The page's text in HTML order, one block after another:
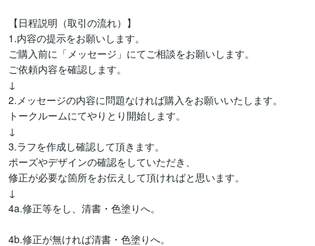
【日程説明（取引の流れ）】
1.内容の提示をお願いします。
ご購入前に「メッセージ」にてご相談をお願いします。
ご依頼内容を確認します。
↓
2.メッセージの内容に問題なければ購入をお願いいたします。
トークルームにてやりとり開始します。
↓
3.ラフを作成し確認して頂きます。
ポーズやデザインの確認をしていただき、
修正が必要な箇所をお伝えして頂ければと思います。
↓
4a.修正等をし、清書・色塗りへ。
4b.修正が無ければ清書・色塗りへ。